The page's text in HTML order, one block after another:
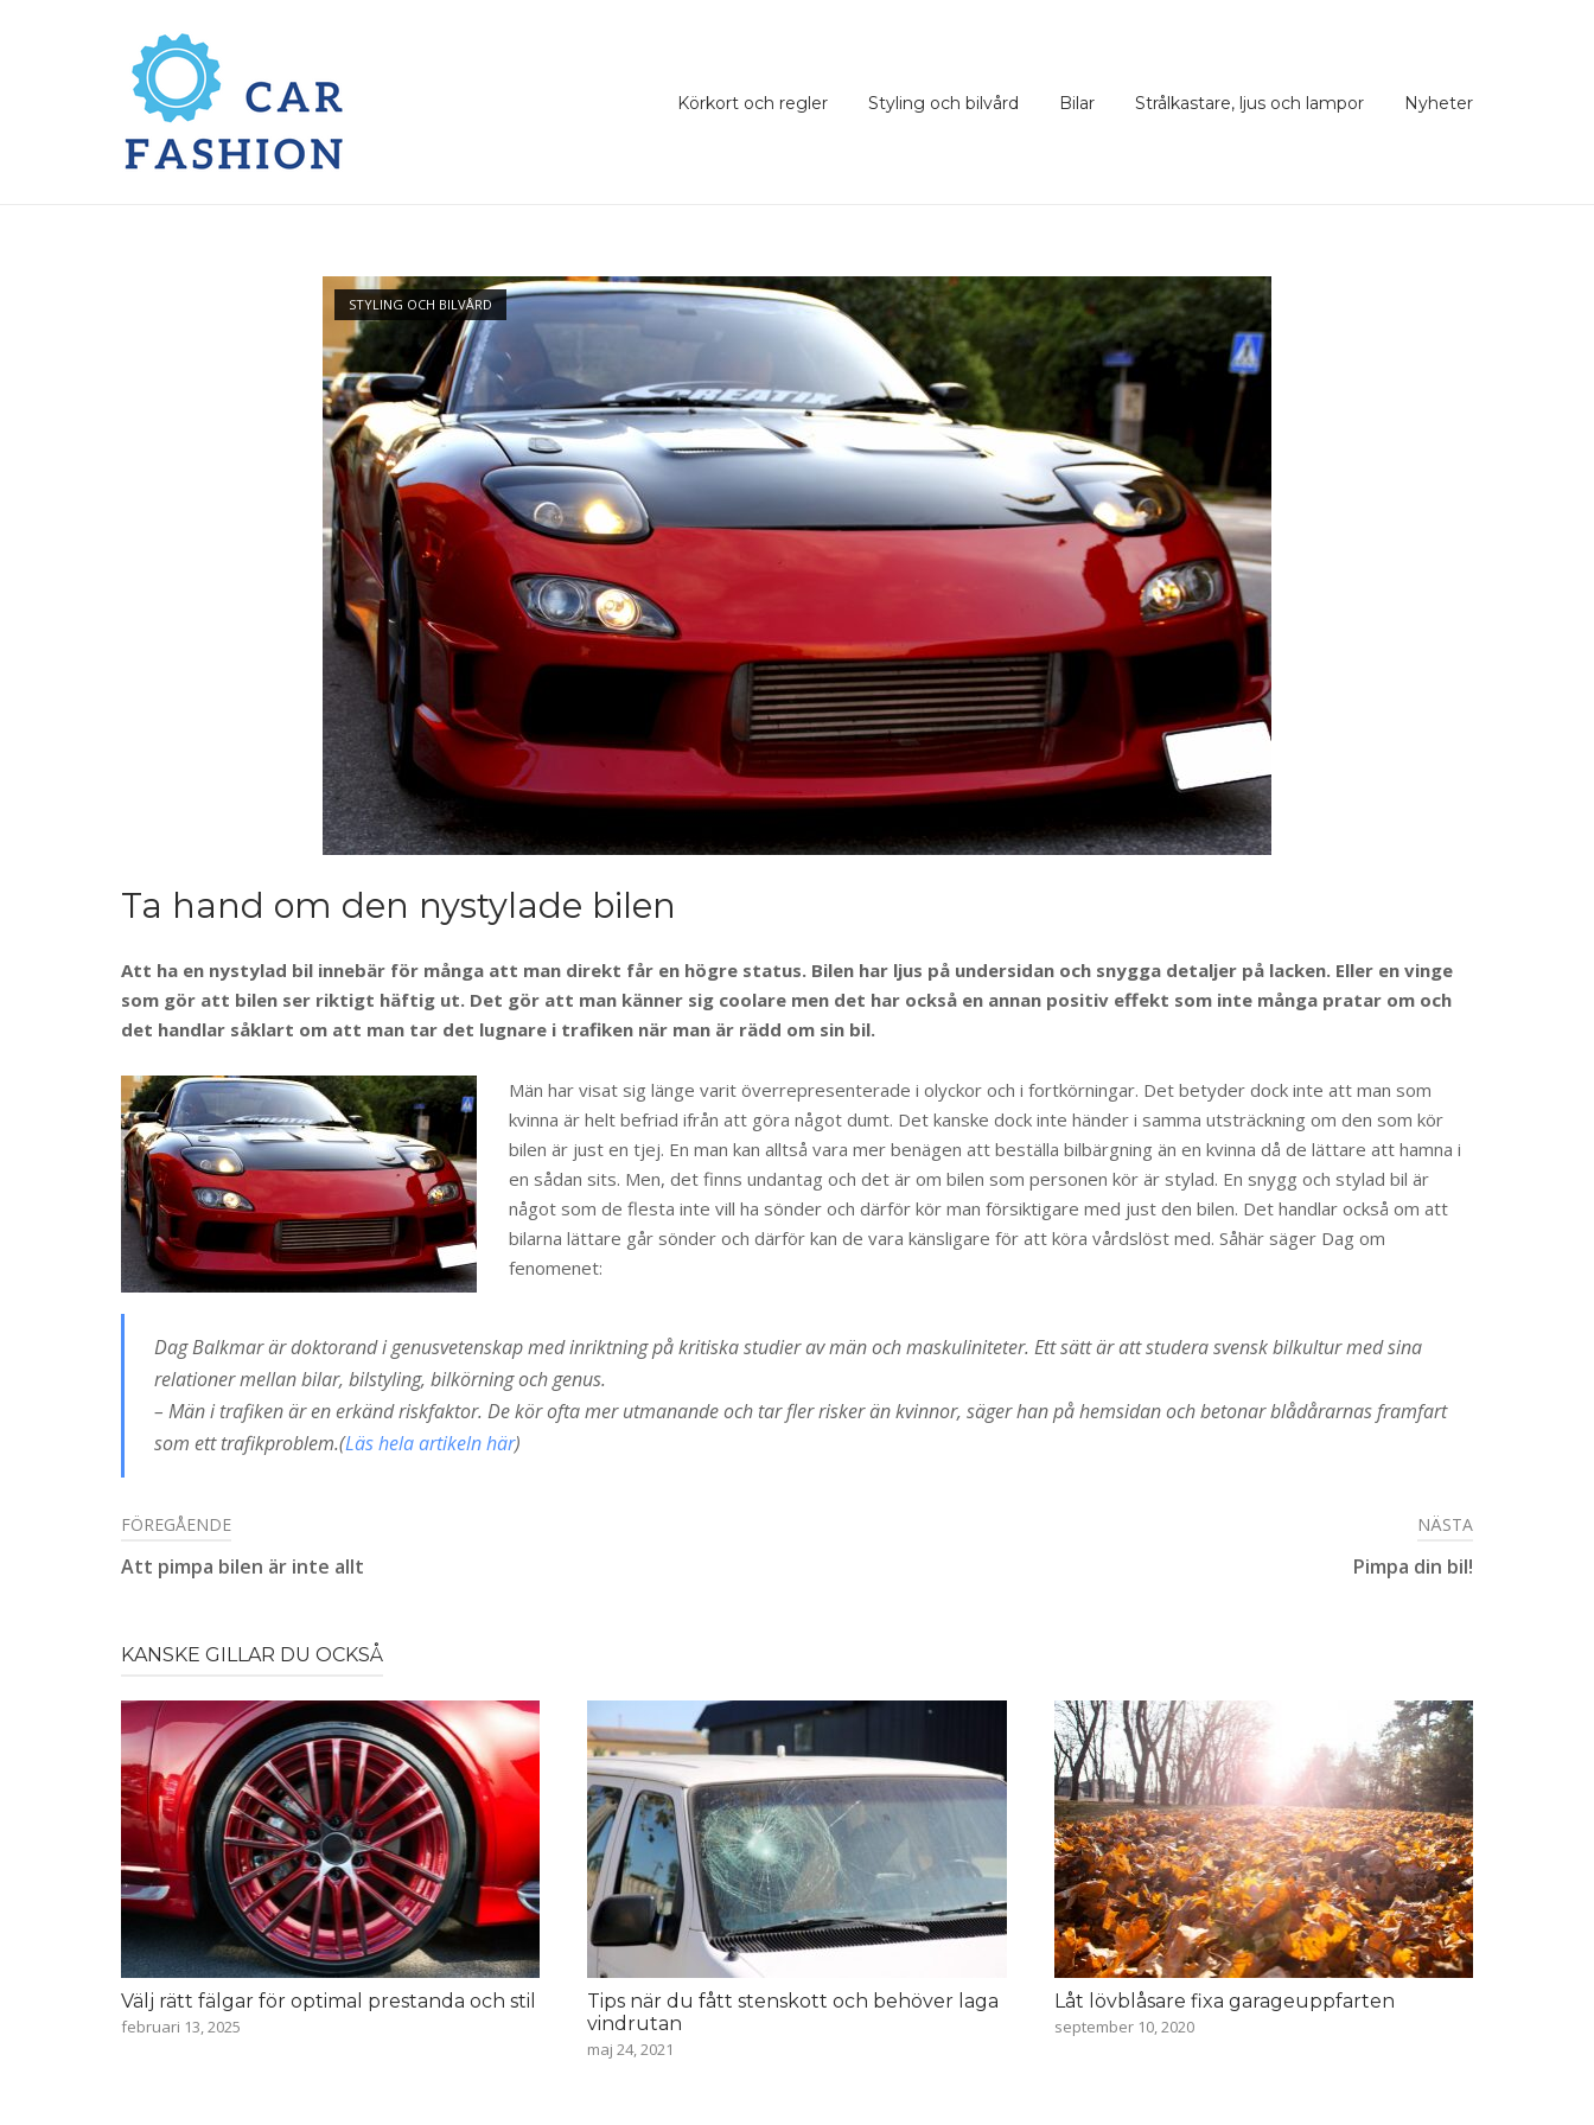
Körkort och regler Styling och bilvård Bilar Strålkastare, ljus och lampor Nyheter
STYLING OCH BILVÅRD
Ta hand om den nystylade bilen
Att ha en nystylad bil innebär för många att man direkt får en högre status. Bilen har ljus på undersidan och snygga detaljer på lacken. Eller en vinge
som gör att bilen ser riktigt häftig ut. Det gör att man känner sig coolare men det har också en annan positiv effekt som inte många pratar om och
det handlar såklart om att man tar det lugnare i trafiken när man är rädd om sin bil.
Män har visat sig länge varit överrepresenterade i olyckor och i fortkörningar. Det betyder dock inte att man som
kvinna är helt befriad ifrån att göra något dumt. Det kanske dock inte händer i samma utsträckning om den som kör
bilen är just en tjej. En man kan alltså vara mer benägen att beställa bilbärgning än en kvinna då de lättare att hamna i
en sådan sits. Men, det finns undantag och det är om bilen som personen kör är stylad. En snygg och stylad bil är
något som de flesta inte vill ha sönder och därför kör man försiktigare med just den bilen. Det handlar också om att
bilarna lättare går sönder och därför kan de vara känsligare för att köra vårdslöst med. Såhär säger Dag om
fenomenet:
Dag Balkmar är doktorand i genusvetenskap med inriktning på kritiska studier av män och maskuliniteter. Ett sätt är att studera svensk bilkultur med sina
relationer mellan bilar, bilstyling, bilkörning och genus.
– Män i trafiken är en erkänd riskfaktor. De kör ofta mer utmanande och tar fler risker än kvinnor, säger han på hemsidan och betonar blådårarnas framfart
som ett trafikproblem.(Läs hela artikeln här)
FÖREGÅENDE
Att pimpa bilen är inte allt
NÄSTA
Pimpa din bil!
KANSKE GILLAR DU OCKSÅ
Välj rätt fälgar för optimal prestanda och stil
februari 13, 2025
Tips när du fått stenskott och behöver laga
vindrutan
maj 24, 2021
Låt lövblåsare fixa garageuppfarten
september 10, 2020